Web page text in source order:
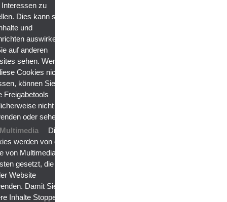
zu
Dies kann sich
und
auswirken,
auf anderen
sehen. Wenn
Cookies nicht
können Sie
Freigabetools
nicht
oder sehen.
Diese
werden von einer
von Multimedia-
gesetzt, die wir
Website
Damit Sie
Inhalte Stoppen;